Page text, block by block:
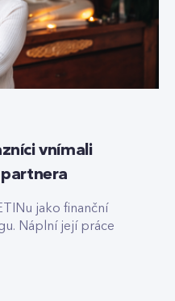
vnímali
partnera
jako finanční
Náplní její práce